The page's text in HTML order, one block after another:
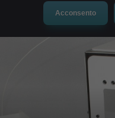
Acconsento